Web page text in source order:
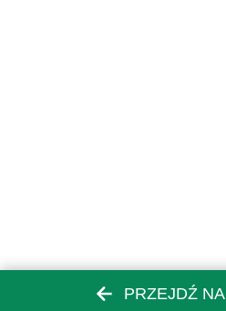
PRZEJDŹ NA